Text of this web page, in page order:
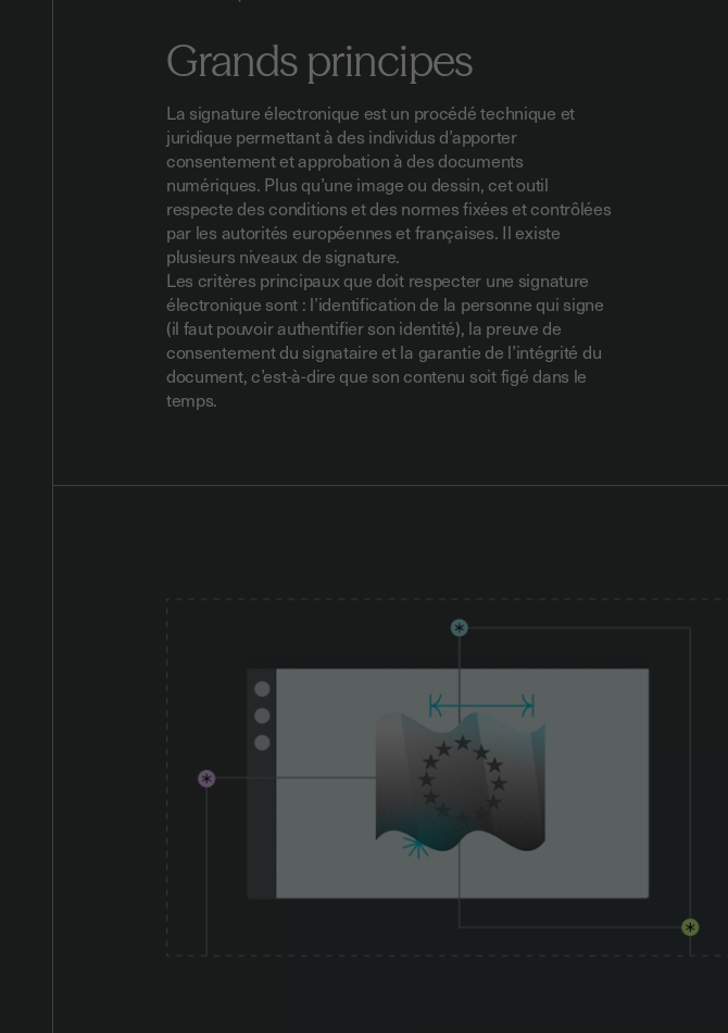
Grands principes
La signature électronique est un procédé technique et
juridique permettant à des individus d’apporter
consentement et approbation à des documents
numériques. Plus qu’une image ou dessin, cet outil
respecte des conditions et des normes fixées et contrôlées
par les autorités européennes et françaises. Il existe
plusieurs niveaux de signature.
Les critères principaux que doit respecter une signature
électronique sont : l’identification de la personne qui signe
(il faut pouvoir authentifier son identité), la preuve de
consentement du signataire et la garantie de l’intégrité du
document, c’est-à-dire que son contenu soit figé dans le
temps.